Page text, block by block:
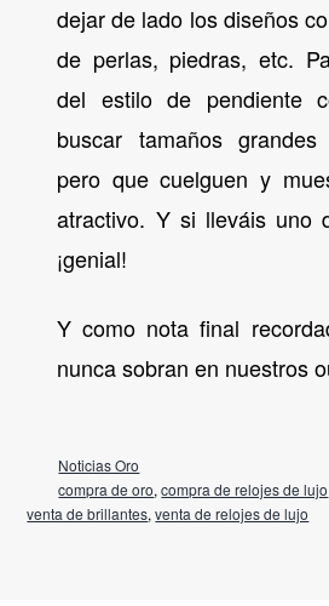
dejar de lado los diseños
de perlas, piedras, etc.
del estilo de pendiente
buscar tamaños
pero que cuelguen y
atractivo. Y si lleváis uno
¡genial!
Y como nota final
nunca sobran en nuestros
Noticias Oro
compra de oro,compra de relojes de lujo
venta de brillantes,venta de relojes de lujo